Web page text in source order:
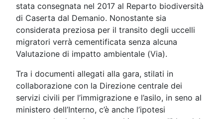
stata consegnata nel 2017 al Reparto biodiversità
di Caserta dal Demanio. Nonostante sia
considerata preziosa per il transito degli uccelli
migratori verrà cementificata senza alcuna
Valutazione di impatto ambientale (Via).
Tra i documenti allegati alla gara, stilati in
collaborazione con la Direzione centrale dei
servizi civili per l’immigrazione e l’asilo, in seno al
ministero dell’Interno, c’è anche l’ipotesi